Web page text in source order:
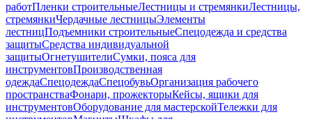
работПленки строительныеЛестницы и стремянкиЛестницы,
стремянкиЧердачные лестницыЭлементы
лестницПодъемники строительныеСпецодежда и средства
защитыСредства индивидуальной
защитыОгнетушителиСумки, пояса для
инструментовПроизводственная
одеждаСпецодеждаСпецобувьОрганизация рабочего
пространстваФонари, прожекторыКейсы, ящики для
инструментовОборудование для мастерскойТележки для